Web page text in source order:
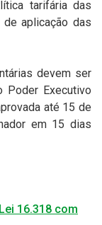
tarifária das
aplicação das
devem ser
Poder Executivo
até 15 de
em 15 dias
16.318 com